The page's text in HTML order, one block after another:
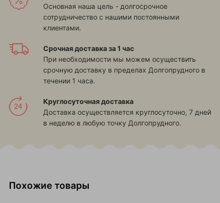
Основная наша цель - долгосрочное
сотрудничество с нашими постоянными
клиентами.
Срочная доставка за 1 час
При необходимости мы можем осуществить
срочную доставку в пределах Долгопрудного в
течении 1 часа.
Круглосуточная доставка
Доставка осуществляется круглосуточно, 7 дней
в неделю в любую точку Долгопрудного.
Похожие товары